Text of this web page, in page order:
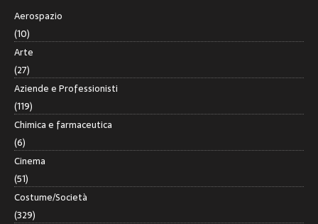
Aerospazio
(10)
Arte
(27)
Aziende e Professionisti
(119)
Chimica e farmaceutica
(6)
Cinema
(51)
Costume/Società
(329)